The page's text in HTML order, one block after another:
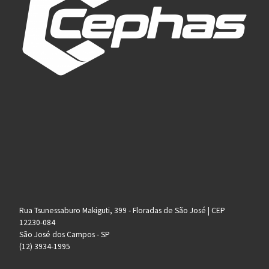
Rua Tsunessaburo Makiguti, 399 - Floradas de São José | CEP
12230-084
São José dos Campos - SP
(12) 3934-1995